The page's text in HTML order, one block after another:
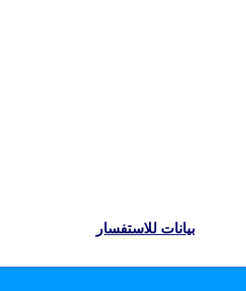
بيانات للاستفسار